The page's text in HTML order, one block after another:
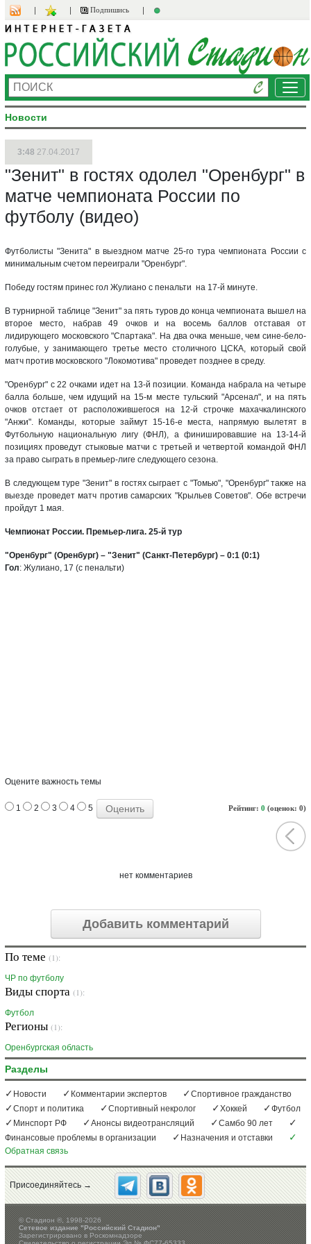
Подпишись
Новости
3:48 27.04.2017
"Зенит" в гостях одолел "Оренбург" в
матче чемпионата России по
футболу (видео)
Футболисты "Зенита" в выездном матче 25-го тура чемпионата России с
минимальным счетом переиграли "Оренбург".
Победу гостям принес гол Жулиано с пенальти на 17-й минуте.
В турнирной таблице "Зенит" за пять туров до конца чемпионата вышел на
второе место, набрав 49 очков и на восемь баллов отставая от
лидирующего московского "Спартака". На два очка меньше, чем сине-бело-
голубые, у занимающего третье место столичного ЦСКА, который свой
матч против московского "Локомотива" проведет позднее в среду.
"Оренбург" с 22 очками идет на 13-й позиции. Команда набрала на четыре
балла больше, чем идущий на 15-м месте тульский "Арсенал", и на пять
очков отстает от расположившегося на 12-й строчке махачкалинского
"Анжи". Команды, которые займут 15-16-е места, напрямую вылетят в
Футбольную национальную лигу (ФНЛ), а финишировавшие на 13-14-й
позициях проведут стыковые матчи с третьей и четвертой командой ФНЛ
за право сыграть в премьер-лиге следующего сезона.
В следующем туре "Зенит" в гостях сыграет с "Томью", "Оренбург" также на
выезде проведет матч против самарских "Крыльев Советов". Обе встречи
пройдут 1 мая.
Чемпионат России. Премьер-лига. 25-й тур
"Оренбург" (Оренбург) – "Зенит" (Санкт-Петербург) – 0:1 (0:1)
Гол: Жулиано, 17 (с пенальти)
Оцените важность темы
Рейтинг: 0 (оценок: 0)
1 2 3 4 5
нет комментариев
Добавить комментарий
По теме (1):
ЧР по футболу
Виды спорта (1):
Футбол
Регионы (1):
Оренбургская область
Разделы
Новости Комментарии экспертов
Спортивное гражданство
Спорт и политика
Спортивный некролог Хоккей
Футбол
Минспорт РФ
Анонсы видеотрансляций
Самбо 90 лет
Финансовые проблемы в организации
Назначения и отставки
Обратная связь
Присоединяйтесь →
©Стадион ®, 1998-2026
Сетевое издание "Российский Стадион"
Зарегистрировано в Роскомнадзоре